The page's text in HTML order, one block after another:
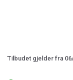
Tilbudet gjelder fra